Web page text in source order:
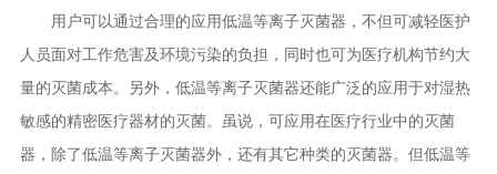
用户可以通过合理的应用低温等离子灭菌器，不但可减轻医护
人员面对工作危害及环境污染的负担，同时也可为医疗机构节约大
量的灭菌成本。另外，低温等离子灭菌器还能广泛的应用于对湿热
敏感的精密医疗器材的灭菌。虽说，可应用在医疗行业中的灭菌
器，除了低温等离子灭菌器外，还有其它种类的灭菌器。但低温等